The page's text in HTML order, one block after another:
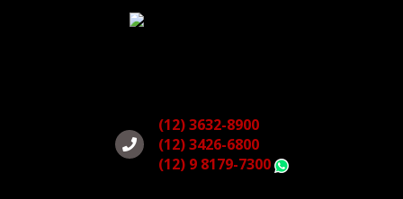
(12) 3632-8900
(12) 3426-6800
(12) 9 8179-7300